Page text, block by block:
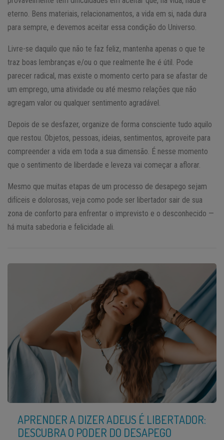
eterno. Bens materiais, relacionamentos, a vida em si, nada dura
para sempre, e devemos aceitar essa condição do Universo.
Livre-se daquilo que não te faz feliz, mantenha apenas o que te
traz boas lembranças e/ou o que realmente lhe é útil. Pode
parecer radical, mas existe o momento certo para se afastar de
um emprego, uma atividade ou até mesmo relações que não
agregam valor ou qualquer sentimento agradável.
Depois de se desfazer, organize de forma consciente tudo aquilo
que restou. Objetos, pessoas, ideias, sentimentos, aproveite para
compreender a vida em toda a sua dimensão. É nesse momento
que o sentimento de liberdade e leveza vai começar a aflorar.
Mesmo que muitas etapas de um processo de desapego sejam
difíceis e dolorosas, veja como pode ser libertador sair de sua
zona de conforto para enfrentar o imprevisto e o desconhecido —
há muita sabedoria e felicidade ali.
APRENDER A DIZER ADEUS É LIBERTADOR:
DESCUBRA O PODER DO DESAPEGO